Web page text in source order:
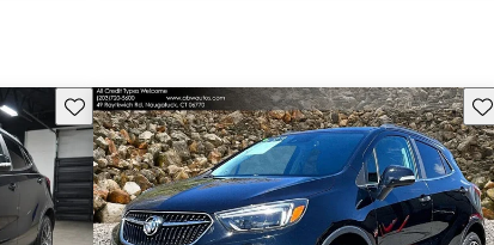
Guarda este Aviso